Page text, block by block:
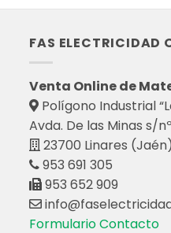
FAS ELECTRICIDAD
Venta Online de
Polígono Industrial
Avda. De las Minas s/nº
23700 Linares (Jaén)
953 691 305
953 652 909
Formulario Contacto